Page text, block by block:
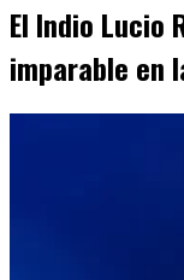
El Indio Lucio
imparable en